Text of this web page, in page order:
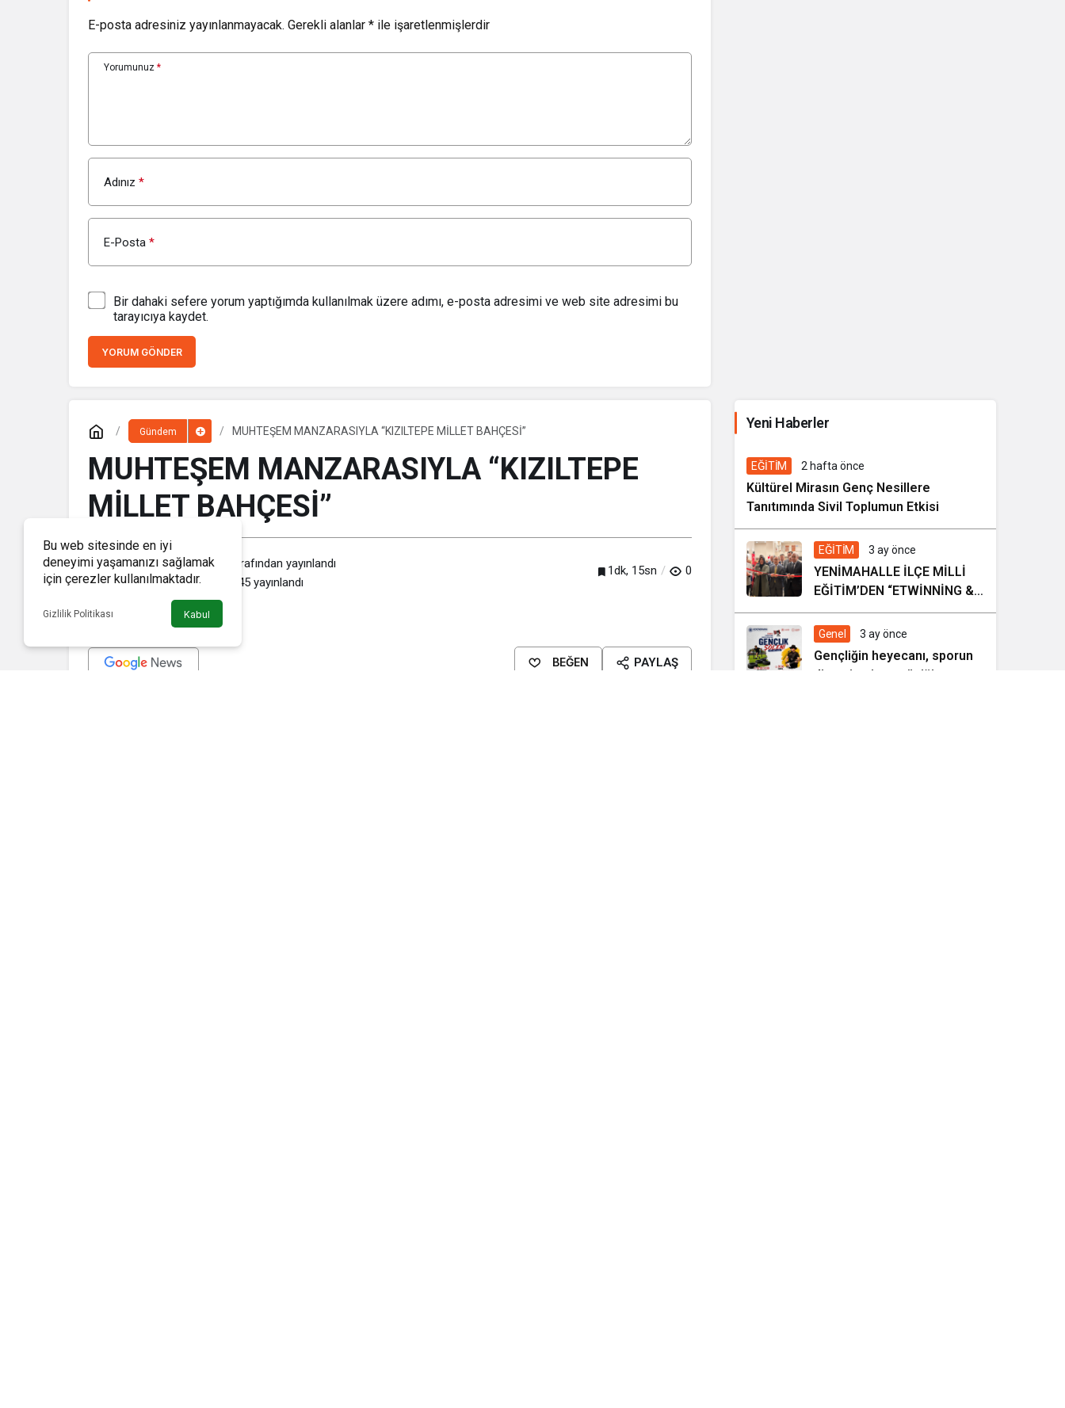
E-posta adresiniz yayınlanmayacak. Gerekli alanlar * ile işaretlenmişlerdir
Yorumunuz *
Adınız *
E-Posta *
Bir dahaki sefere yorum yaptığımda kullanılmak üzere adımı, e-posta adresimi ve web site adresimi bu
tarayıcıya kaydet.
YORUM GÖNDER
Gündem MUHTEŞEM MANZARASIYLA “KIZILTEPE MİLLET BAHÇESİ”
MUHTEŞEM MANZARASIYLA “KIZILTEPE
MİLLET BAHÇESİ”
Haber Memleket
tarafından yayınlandı
18 Haziran 2020, 16:45 yayınlandı
1dk, 15sn 0
BEĞEN PAYLAŞ
Yeni Haberler
5 gün önce
EĞİTİM 2 hafta önce
Kültürel Mirasın Genç Nesillere
Tanıtımında Sivil Toplumun Etkisi
EĞİTİM 3 ay önce
YENİMAHALLE İLÇE MİLLİ
EĞİTİM’DEN “ETWİNNİNG &
HAREZMİ PROJE ŞENLİĞİ”
Genel 3 ay önce
Gençliğin heyecanı, sporun
dinamizmi ve müziğin
Bu web sitesinde en iyi
deneyimi yaşamanızı sağlamak
için çerezler kullanılmaktadır.
Gizlilik Politikası Kabul